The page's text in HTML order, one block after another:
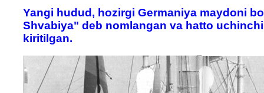
Yangi hudud, hozirgi Germaniya maydoni
Shvabiya" deb nomlangan va hatto
kiritilgan.